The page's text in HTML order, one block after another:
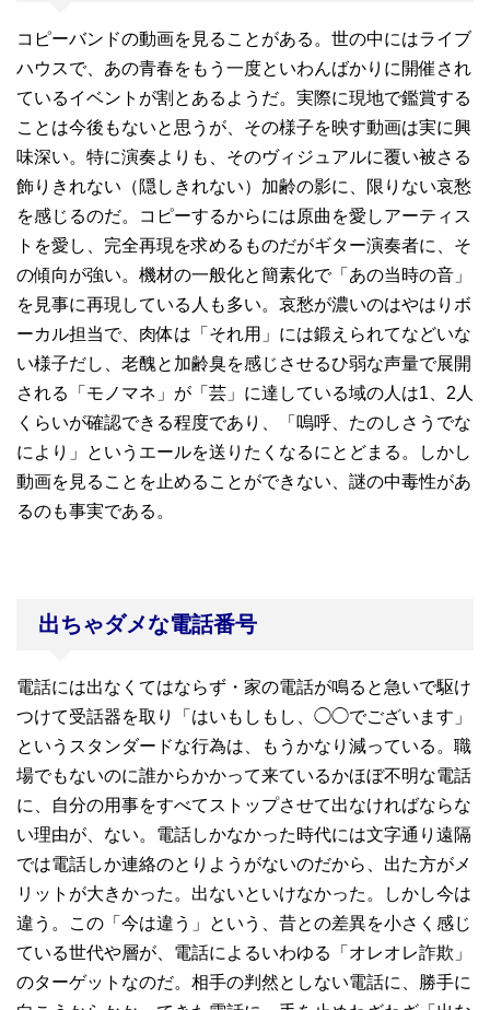
コピーバンドの動画を見ることがある。世の中にはライブ
ハウスで、あの青春をもう一度といわんばかりに開催され
ているイベントが割とあるようだ。実際に現地で鑑賞する
ことは今後もないと思うが、その様子を映す動画は実に興
味深い。特に演奏よりも、そのヴィジュアルに覆い被さる
飾りきれない（隠しきれない）加齢の影に、限りない哀愁
を感じるのだ。コピーするからには原曲を愛しアーティス
トを愛し、完全再現を求めるものだがギター演奏者に、そ
の傾向が強い。機材の一般化と簡素化で「あの当時の音」
を見事に再現している人も多い。哀愁が濃いのはやはりボ
ーカル担当で、肉体は「それ用」には鍛えられてなどいな
い様子だし、老醜と加齢臭を感じさせるひ弱な声量で展開
される「モノマネ」が「芸」に達している域の人は1、2人
くらいが確認できる程度であり、「嗚呼、たのしさうでな
により」というエールを送りたくなるにとどまる。しかし
動画を見ることを止めることができない、謎の中毒性があ
るのも事実である。
出ちゃダメな電話番号
電話には出なくてはならず・家の電話が鳴ると急いで駆け
つけて受話器を取り「はいもしもし、◯◯でございます」
というスタンダードな行為は、もうかなり減っている。職
場でもないのに誰からかかって来ているかほぼ不明な電話
に、自分の用事をすべてストップさせて出なければならな
い理由が、ない。電話しかなかった時代には文字通り遠隔
では電話しか連絡のとりようがないのだから、出た方がメ
リットが大きかった。出ないといけなかった。しかし今は
違う。この「今は違う」という、昔との差異を小さく感じ
ている世代や層が、電話によるいわゆる「オレオレ詐欺」
のターゲットなのだ。相手の判然としない電話に、勝手に